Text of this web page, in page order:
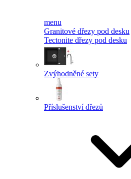
menu
Granitové dřezy pod desku
Tectonite dřezy pod desku
Zvýhodněné sety
Příslušenství dřezů